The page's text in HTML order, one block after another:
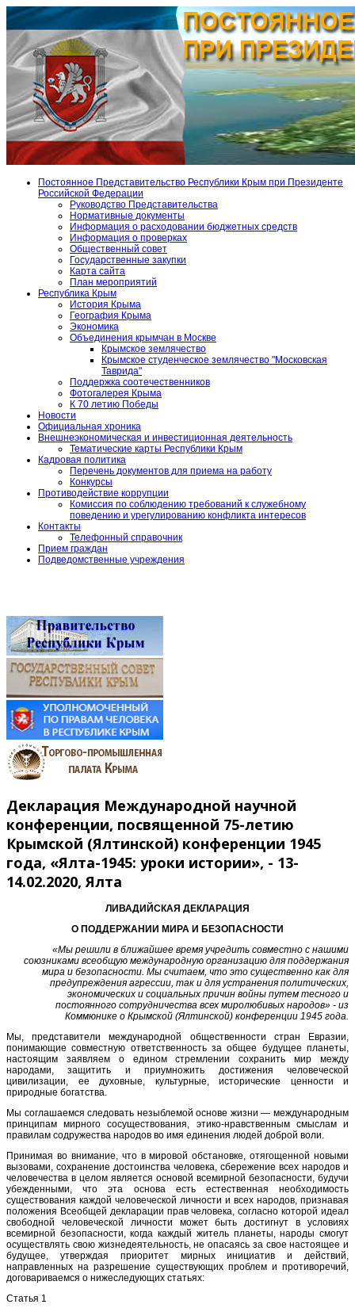
Постоянное Представительство Республики Крым при Президенте
Российской Федерации
Руководство Представительства
Нормативные документы
Информация о расходовании бюджетных средств
Информация о проверках
Общественный совет
Государственные закупки
Карта сайта
План мероприятий
Республика Крым
История Крыма
География Крыма
Экономика
Объединения крымчан в Москве
Крымское землячество
Крымское студенческое землячество "Московская
Таврида"
Поддержка соотечественников
Фотогалерея Крыма
К 70 летию Победы
Новости
Официальная хроника
Внешнеэкономическая и инвестиционная деятельность
Тематические карты Республики Крым
Кадровая политика
Перечень документов для приема на работу
Конкурсы
Противодействие коррупции
Комиссия по соблюдению требований к служебному
поведению и урегулированию конфликта интересов
Контакты
Телефонный справочник
Прием граждан
Подведомственные учреждения
Декларация Международной научной
конференции, посвященной 75-летию
Крымской (Ялтинской) конференции 1945
года, «Ялта-1945: уроки истории», - 13-
14.02.2020, Ялта
ЛИВАДИЙСКАЯ ДЕКЛАРАЦИЯ
О ПОДДЕРЖАНИИ МИРА И БЕЗОПАСНОСТИ
«Мы решили в ближайшее время учредить совместно с нашими
союзниками всеобщую международную организацию для поддержания
мира и безопасности. Мы считаем, что это существенно как для
предупреждения агрессии, так и для устранения политических,
экономических и социальных причин войны путем тесного и
постоянного сотрудничества всех миролюбивых народов» - из
Коммюнике о Крымской (Ялтинской) конференции 1945 года.
Мы, представители международной общественности стран Евразии,
понимающие совместную ответственность за общее будущее планеты,
настоящим заявляем о едином стремлении сохранить мир между
народами, защитить и приумножить достижения человеческой
цивилизации, ее духовные, культурные, исторические ценности и
природные богатства.
Мы соглашаемся следовать незыблемой основе жизни — международным
принципам мирного сосуществования, этико-нравственным смыслам и
правилам содружества народов во имя единения людей доброй воли.
Принимая во внимание, что в мировой обстановке, отягощенной новыми
вызовами, сохранение достоинства человека, сбережение всех народов и
человечества в целом является основой всемирной безопасности, будучи
убежденными, что эта основа есть естественная необходимость
существования каждой человеческой личности и всех народов, признавая
положения Всеобщей декларации прав человека, согласно которой идеал
свободной человеческой личности может быть достигнут в условиях
всемирной безопасности, когда каждый житель планеты, народы смогут
осуществлять свою жизнедеятельность, не опасаясь за свое настоящее и
будущее, утверждая приоритет мирных инициатив и действий,
направленных на разрешение существующих проблем и противоречий,
договариваемся о нижеследующих статьях:
Статья 1